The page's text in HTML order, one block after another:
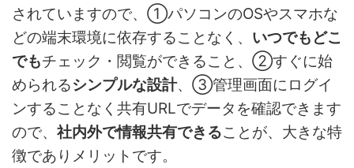
されていますので、①パソコンのOSやスマホな
どの端末環境に依存することなく、 いつでもどこ
でもチェック・閲覧ができること、②すぐに始
められるシンプルな設計、③管理画面にログイ
ンすることなく共有URLでデータを確認できます
ので、 社内外で情報共有できることが、大きな特
徴でありメリットです。